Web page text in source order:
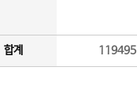
합계